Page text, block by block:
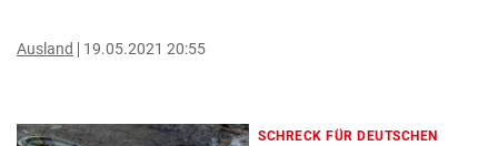
Ausland 19.05.2021 20:55
SCHRECK FÜR DEUTSCHEN